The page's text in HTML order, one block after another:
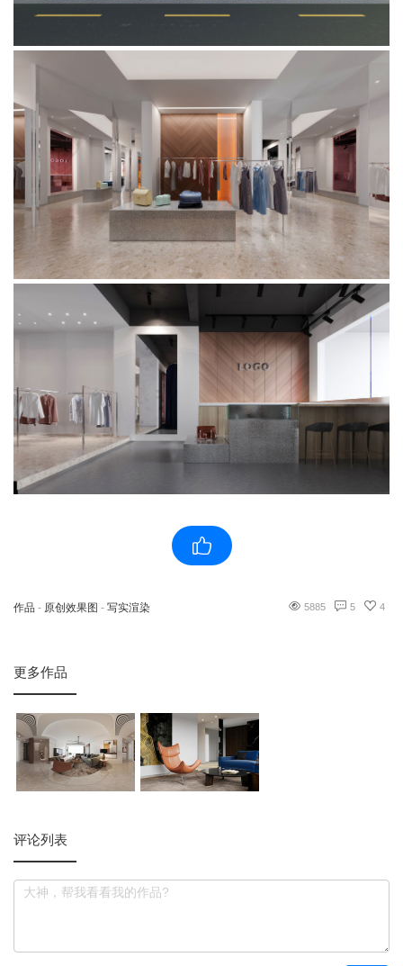
作品 - 原创效果图 - 写实渲染 5885 5 4
更多作品
评论列表